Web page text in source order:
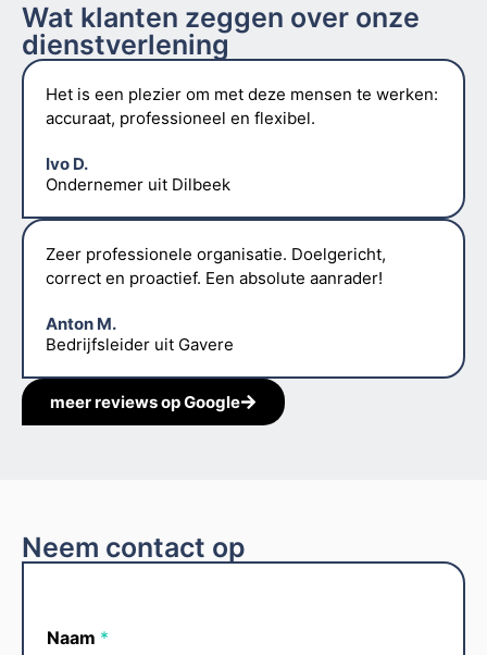
Wat klanten zeggen over onze
dienstverlening
Het is een plezier om met deze mensen te werken:
accuraat, professioneel en flexibel.
Ivo D.
Ondernemer uit Dilbeek
Zeer professionele organisatie. Doelgericht,
correct en proactief. Een absolute aanrader!
Anton M.
Bedrijfsleider uit Gavere
meer reviews op Google
Neem contact op
Naam *